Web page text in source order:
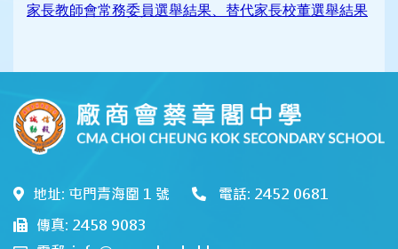
家長教師會常務委員選舉結果、替代家長校董選舉結果
地址: 屯門青海圍 1 號
電話: 2452 0681
傳真: 2458 9083